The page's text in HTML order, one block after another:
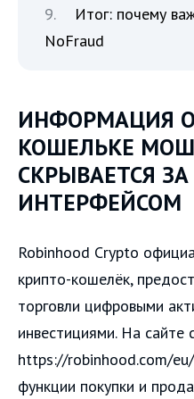
Итог: почему
NoFraud
ИНФОРМАЦИЯ
КОШЕЛЬКЕ
СКРЫВАЕТСЯ
ИНТЕРФЕЙСОМ
Robinhood Crypto
крипто-кошелёк,
торговли цифровыми
инвестициями. На сайте
https://robinhood.com/
функции покупки и